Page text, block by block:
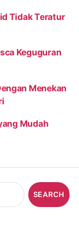
Tidak Teratur
Keguguran
Menekan
Mudah